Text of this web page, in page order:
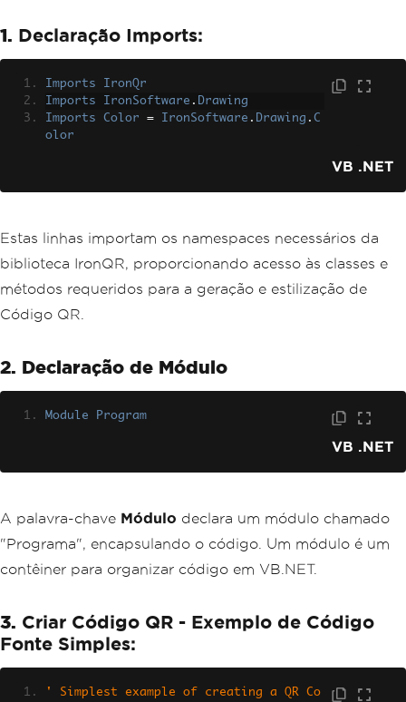
s://ironsoftware.com/"
QR options like error co
Dim options
rErrorCorrectionLevel .High ,
' Create QR code with options
        Dim myQr As QrCode = QrWriter.
("VisualStudioLogo.png")
QrStyleOption
s
With
{
.Dimensions = 300 ,
. Bitmap
. Width =
.Height = 100,
        Dim qrImageComplex As AnyBitma
        qrImageComplex.SaveAs("complex
QRCode.png")
1. Declaração Imports:
Imports
IronQr
Imports
IronSoftware . Drawing
Imports
Color = IronSoftware . Drawing . C
olor
VB .NET
Estas linhas importam os namespaces necessários da
biblioteca IronQR, proporcionando acesso às classes e
métodos requeridos para a geração e estilização de
Código QR.
2. Declaração de Módulo
Module Program
VB .NET
A palavra-chave Módulo declara um módulo chamado
"Programa", encapsulando o código. Um módulo é um
contêiner para organizar código em VB.NET.
3. Criar Código QR - Exemplo de Código
Fonte Simples:
' Simplest example of creating a QR Co